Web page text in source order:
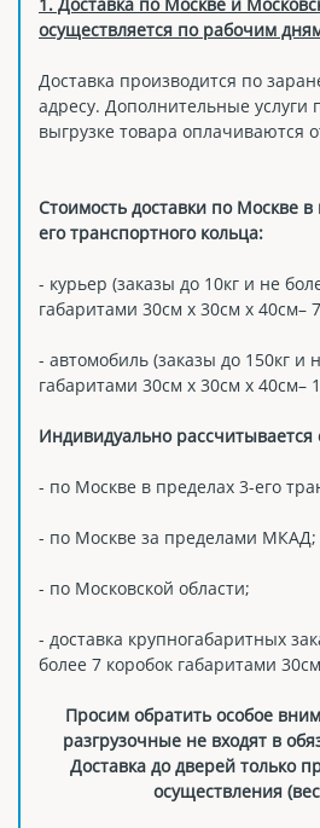
осуществляется по рабочим
Доставка производится по
адресу. Дополнительные услуги
выгрузке товара оплачиваются
Стоимость доставки по Москве
его транспортного кольца:
- курьер (заказы до 10кг и не
габаритами 30см х 30см х 40см–
- автомобиль (заказы до 150кг и
габаритами 30см х 30см х 40см–
Индивидуально рассчитывается
- по Москве в пределах 3-его
- по Москве за пределами МКАД;
- по Московской области;
- доставка крупногабаритных
более 7 коробок габаритами
Просим обратить особое
разгрузочные не входят в
Доставка до дверей только
осуществления